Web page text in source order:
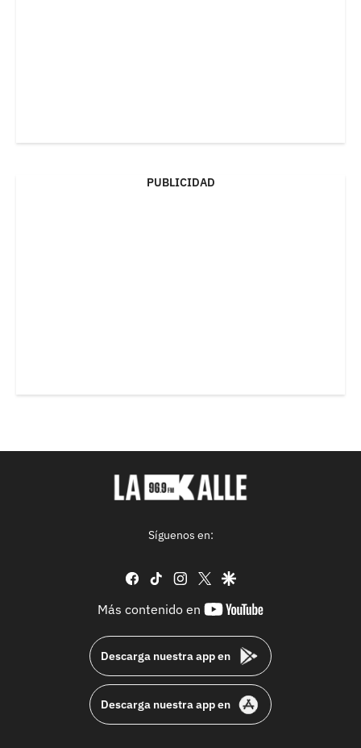
PUBLICIDAD
Síguenos en:
facebook
tiktok instagram
twittergoogle
Más contenido en
youtube-
Descarga nuestra app en
Descarga nuestra app en